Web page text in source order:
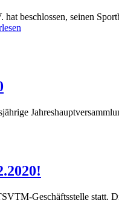
beschlossen, seinen
Geschäftsstelle statt.